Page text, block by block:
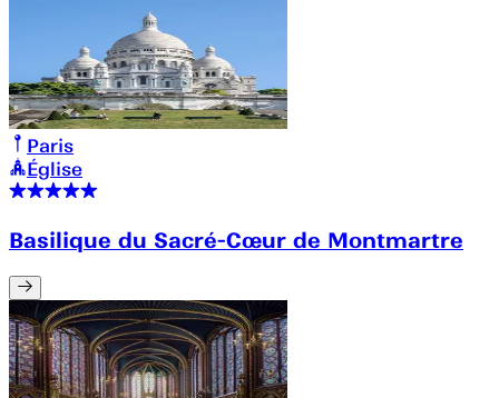
Paris
Église
Basilique du Sacré-Cœur de Montmartre